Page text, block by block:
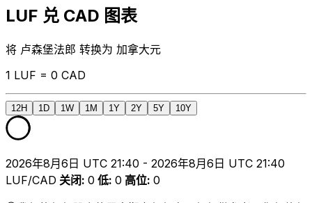
LUF 兑 CAD 图表
将 卢森堡法郎 转换为 加拿大元
1 LUF = 0 CAD
12H 1D 1W 1M 1Y 2Y 5Y 10Y
2026年8月6日 UTC 21:40 - 2026年8月6日 UTC 21:40
LUF/CAD 关闭: 0 低: 0 高位: 0